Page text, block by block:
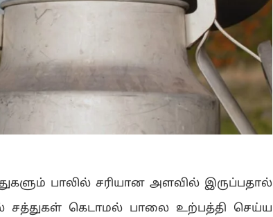
பாலில் சரியான அளவில் இருப்பதால்
சத்துகள் கெடாமல் பாலை உற்பத்தி செய்ய